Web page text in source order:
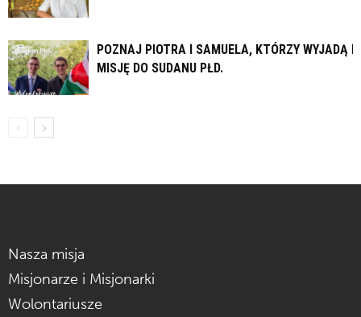
POZNAJ PIOTRA I SAMUELA, KTÓRZY WYJADĄ
MISJĘ DO SUDANU PŁD.
Nasza misja
Misjonarze i Misjonarki
Wolontariusze